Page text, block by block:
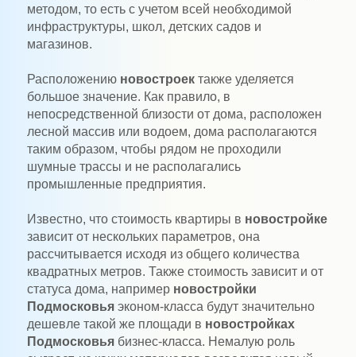
методом, то есть с учетом всей необходимой
инфраструктуры, школ, детских садов и
магазинов.
Расположению новостроектакже уделяется
большое значение. Как правило, в
непосредственной близости от дома, расположен
лесной массив или водоем, дома располагаются
таким образом, чтобы рядом не проходили
шумные трассы и не располагались
промышленные предприятия.
Известно, что стоимость квартиры в новостройке
зависит от нескольких параметров, она
рассчитывается исходя из общего количества
квадратных метров. Также стоимость зависит и от
статуса дома, например новостройки
Подмосковьяэконом-класса будут значительно
дешевле такой же площади в новостройках
Подмосковьябизнес-класса. Немалую роль